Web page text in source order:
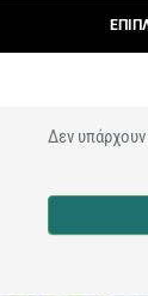
Δεν υπάρχουν